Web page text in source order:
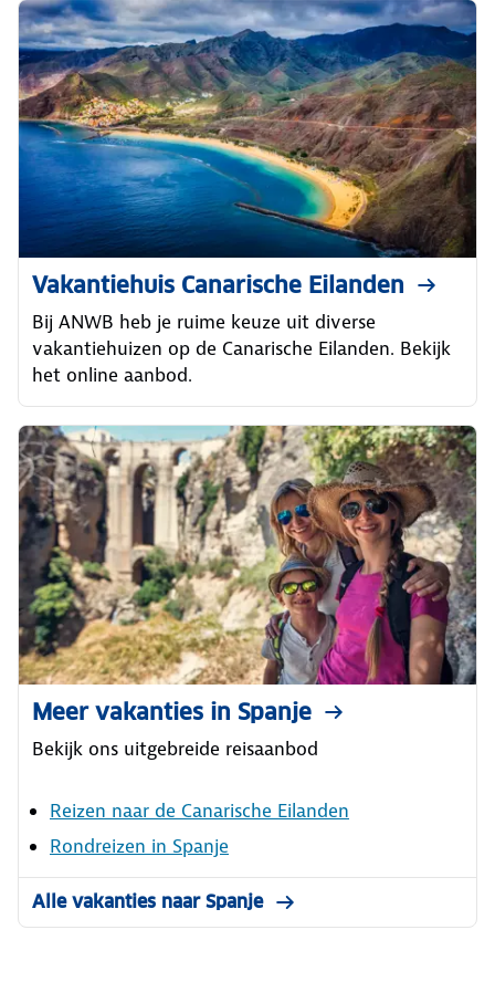
Vakantiehuis Canarische Eilanden
Bij ANWB heb je ruime keuze uit diverse
vakantiehuizen op de Canarische Eilanden. Bekijk
het online aanbod.
Meer vakanties in Spanje
Bekijk ons uitgebreide reisaanbod
Reizen naar de Canarische Eilanden
Rondreizen in Spanje
Alle vakanties naar Spanje